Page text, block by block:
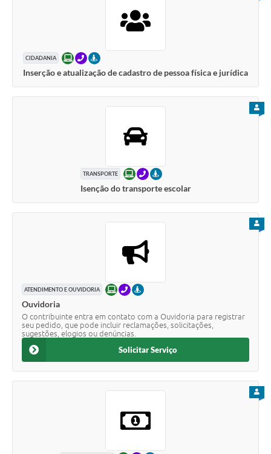
CIDADANIA ONLINETELEFONEPRESENCIAL
Inserção e atualização de cadastro de pessoa física e jurídica
TRANSPORTE ONLINETELEFONEPRESENCIAL
Isenção do transporte escolar
ATENDIMENTO E OUVIDORIA ONLINETELEFONEPRESENCIAL
Ouvidoria
O contribuinte entra em contato com a Ouvidoria para registrar
seu pedido, que pode incluir reclamações, solicitações,
sugestões, elogios ou denúncias.
Solicitar Serviço